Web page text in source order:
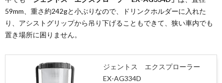
59mm、重さ約242gと小ぶりなので、ドリンクホルダーに入れた
り、アシストグリップから吊り下げることもできて、狭い車内でも
置き場所に困りません。
ジェントス エクスプローラー
EX-AG334D